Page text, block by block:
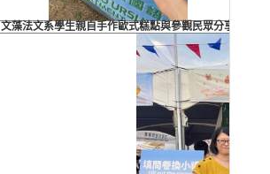
文藻法文系學生親自手作歐式糕點與參觀民眾分享